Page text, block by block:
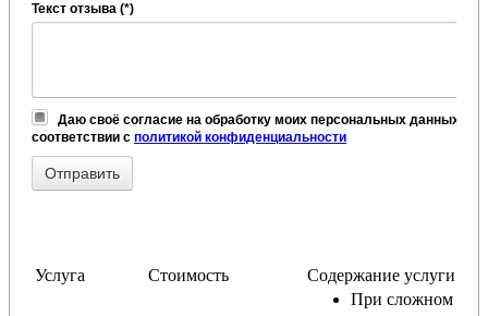
Текст отзыва (*)
Даю своё согласие на обработку моих персональных данных, в
соответствии с политикой конфиденциальности
Услуга Стоимость Содержание услуги
При сложном